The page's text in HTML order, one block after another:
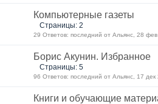
Компьютерные газеты
Страницы: 2
29 Ответов: последний от Альянс, 28
Борис Акунин. Избранное
Страницы: 5
96 Ответов: последний от Альянс, 17 дек
Книги и обучающие